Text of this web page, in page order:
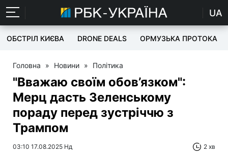
UA
ОБСТРІЛ КИЄВА DRONE DEALS ОРМУЗЬКА ПРОТОКА
Головна » Новини » Політика
"Вважаю своїм обов’язком":
Мерц дасть Зеленському
пораду перед зустріччю з
Трампом
03:10 17.08.2025 Нд 2 хв